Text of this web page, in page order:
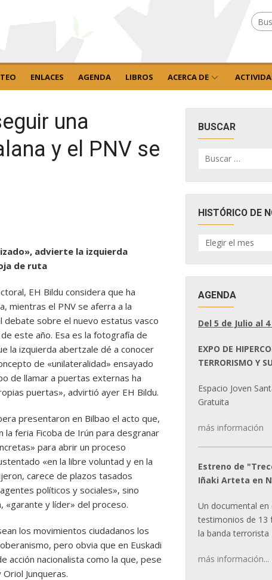
por:
ENLACES AGENDA LIBROS ACERCA DE
una
y el PNV se
advierte la izquierda
de ruta
EH Bildu considera que ha
mientras el PNV se aferra a la
sobre el nuevo estatus vasco
este año. Esa es la fotografía de
la izquierda abertzale dé a conocer
de «unilateralidad» ensayado
de llamar a puertas externas ha
puertas», advirtió ayer EH Bildu.
presentaron en Bilbao el acto que,
la feria Ficoba de Irún para desgranar
para abrir un proceso
«en la libre voluntad y en la
carece de plazos tasados
políticos y sociales», sino
y líder» del proceso.
los movimientos ciudadanos los
pero obvia que en Euskadi
acción nacionalista como la que, pese
Junqueras.
BUSCAR
por:
HISTÓRICO DE
HISTÓRICO
DE
AGENDA
Del 5 de Julio al
EXPO DE
TERRORISMO Y
Espacio Joven
Gratuita
más información
Estreno de
Iñaki Arteta en
Un documental en
testimonios de 13
la banda terrorista
más información...